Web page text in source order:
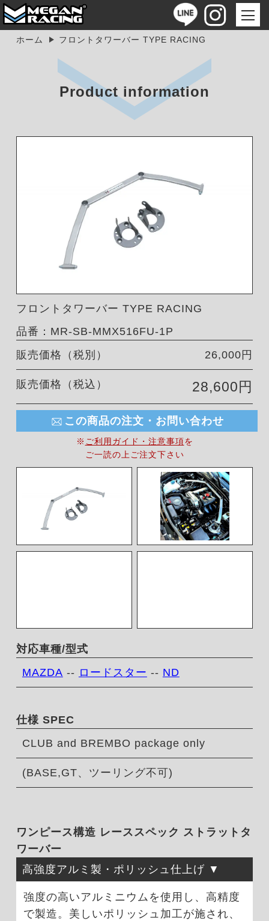
ホーム フロントタワーバー TYPE RACING
Product information
フロントタワーバー TYPE RACING
品番：MR-SB-MMX516FU-1P
販売価格（税別）
26,000円
販売価格（税込） 28,600円
この商品の注文・お問い合わせ
※ ご利用ガイド・注意事項を
ご一読の上ご注文下さい
対応車種/型式
MAZDA -- ロードスター -- ND
仕様 SPEC
CLUB and BREMBO package only
(BASE,GT、ツーリング不可)
ワンピース構造 レーススペック ストラットタ
ワーバー
高強度アルミ製・ポリッシュ仕上げ
強度の高いアルミニウムを使用し、高精度
で製造。美しいポリッシュ加工が施され、